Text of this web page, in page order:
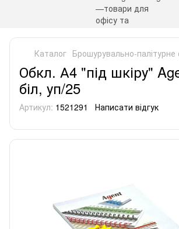
Каталог Брошурувально-
Обкл. А4 "під шкіру"
біл, уп/25
Артикул: 1521291 Написати відгук